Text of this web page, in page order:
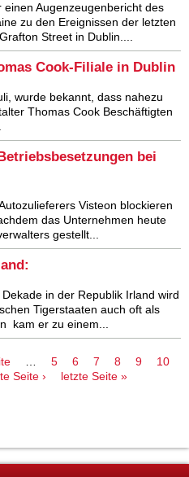
Augenzeugenbericht des
zu den Ereignissen der letzten
Street in Dublin....
Cook-Filiale in Dublin
wurde bekannt, dass nahezu
Thomas Cook Beschäftigten
bei
Visteon blockieren
das Unternehmen heute
gestellt...
in der Republik Irland wird
Tigerstaaten auch oft als
kam er zu einem...
… 5 6 7 8 9
10
Seite › letzte Seite »